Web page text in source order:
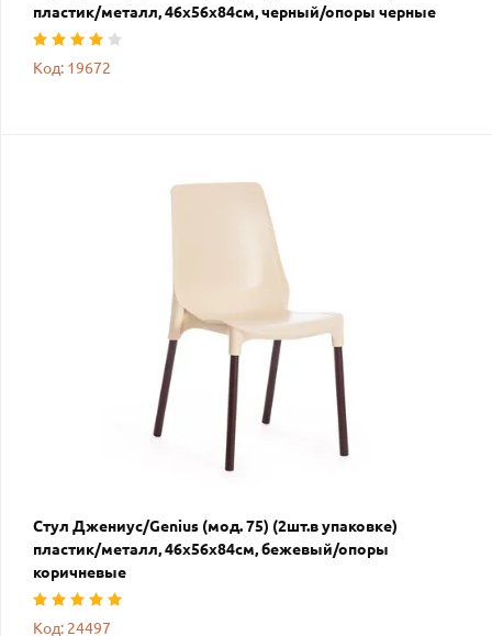
пластик/металл, 46x56x84cм, черный/опоры черные
Код: 19672
Стул Джениус/Genius (мод. 75) (2шт.в упаковке)
пластик/металл, 46x56x84cм, бежевый/опоры
коричневые
Код: 24497